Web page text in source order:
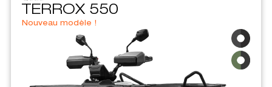
TERROX 550
Nouveau modèle !